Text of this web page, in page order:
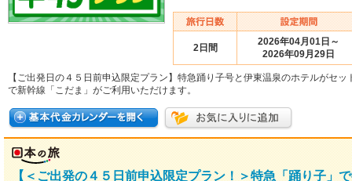
2日間
2026年04月01日～
2026年09月29日
【ご出発日の４５日前申込限定プラン】特急踊り子号と伊東温泉のホテルがセッ
で新幹線「こだま」がご利用いただけます。
【＜ご出発の４５日前申込限定プラン！＞特急「踊り子」